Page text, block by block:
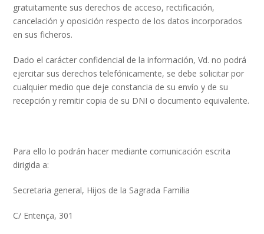
gratuitamente sus derechos de acceso, rectificación,
cancelación y oposición respecto de los datos incorporados
en sus ficheros.
Dado el carácter confidencial de la información, Vd. no podrá
ejercitar sus derechos telefónicamente, se debe solicitar por
cualquier medio que deje constancia de su envío y de su
recepción y remitir copia de su DNI o documento equivalente.
Para ello lo podrán hacer mediante comunicación escrita
dirigida a:
Secretaria general, Hijos de la Sagrada Familia
C/ Entença, 301